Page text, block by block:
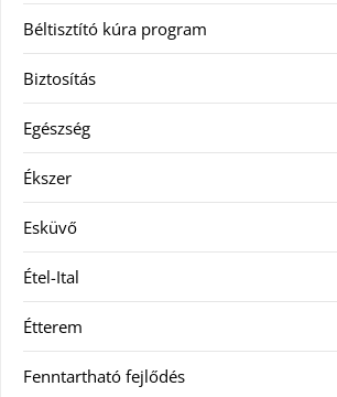
Béltisztító kúra program
Biztosítás
Egészség
Ékszer
Esküvő
Étel-Ital
Étterem
Fenntartható fejlődés